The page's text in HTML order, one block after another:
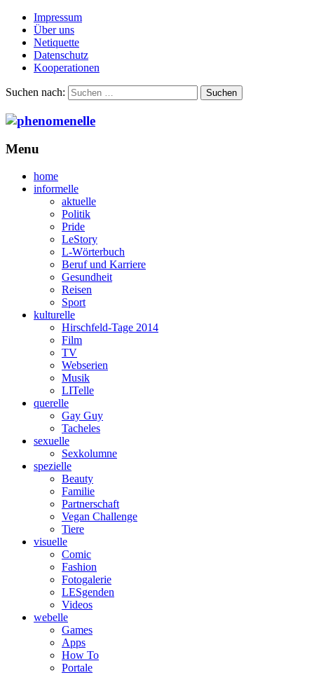
Impressum
Über uns
Netiquette
Datenschutz
Kooperationen
Suchen nach:
Menu
home
informelle
aktuelle
Politik
Pride
LeStory
L-Wörterbuch
Beruf und Karriere
Gesundheit
Reisen
Sport
kulturelle
Hirschfeld-Tage 2014
Film
TV
Webserien
Musik
LITelle
querelle
Gay Guy
Tacheles
sexuelle
Sexkolumne
spezielle
Beauty
Familie
Partnerschaft
Vegan Challenge
Tiere
visuelle
Comic
Fashion
Fotogalerie
LESgenden
Videos
webelle
Games
Apps
How To
Portale